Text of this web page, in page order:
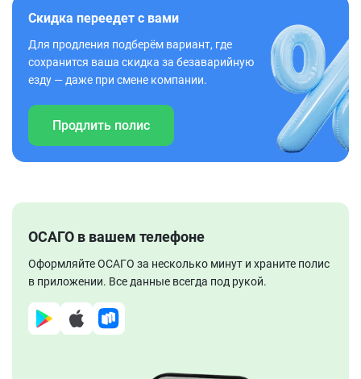
Скидка переедет с вами
Для продления подберём вариант, где
сохранится ваша скидка за безаварийную
езду — даже при смене компании.
Продлить полис
ОСАГО в вашем телефоне
Оформляйте ОСАГО за несколько минут и храните полис
в приложении. Все данные всегда под рукой.